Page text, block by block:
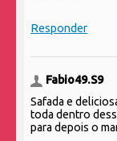
Responder
Fabio49.S9
Safada e
toda dentro
para depois o